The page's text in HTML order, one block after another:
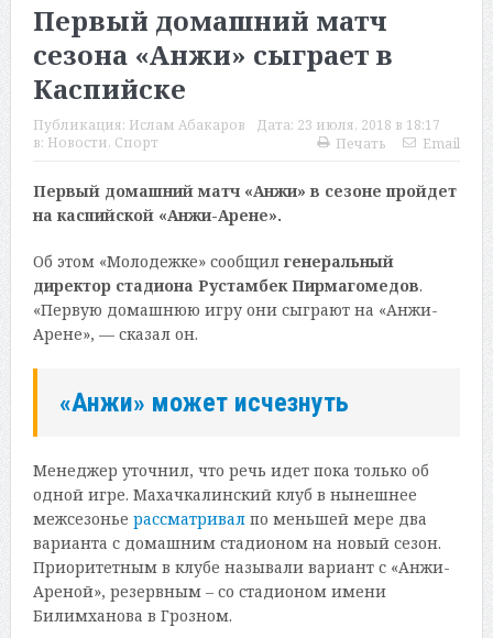
Первый домашний матч
сезона «Анжи» сыграет в
Каспийске
Публикация: Ислам Абакаров Дата: 23 июля, 2018 в 18:17
в: Новости, Спорт Печать Email
Первый домашний матч «Анжи» в сезоне пройдет
на каспийской «Анжи-Арене».
Об этом «Молодежке» сообщил генеральный
директор стадиона Рустамбек Пирмагомедов.
«Первую домашнюю игру они сыграют на «Анжи-
Арене», — сказал он.
«Анжи» может исчезнуть
Менеджер уточнил, что речь идет пока только об
одной игре. Махачкалинский клуб в нынешнее
межсезонье рассматривалпо меньшей мере два
варианта с домашним стадионом на новый сезон.
Приоритетным в клубе называли вариант с «Анжи-
Ареной», резервным – со стадионом имени
Билимханова в Грозном.